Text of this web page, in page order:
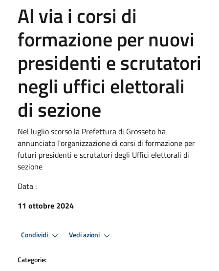
Al via i corsi di
formazione per nuovi
presidenti e scrutatori
negli uffici elettorali
di sezione
Nel luglio scorso la Prefettura di Grosseto ha
annunciato l'organizzazione di corsi di formazione per
futuri presidenti e scrutatori degli Uffici elettorali di
sezione
Data :
11 ottobre 2024
Condividi Vedi azioni
Categorie: